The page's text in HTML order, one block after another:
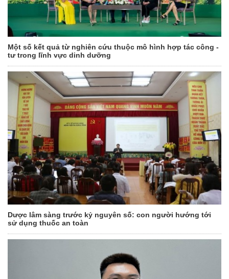
Một số kết quả từ nghiên cứu thuộc mô hình hợp tác công -
tư trong lĩnh vực dinh dưỡng
Dược lâm sàng trước kỷ nguyên số: con người hướng tới
sử dụng thuốc an toàn